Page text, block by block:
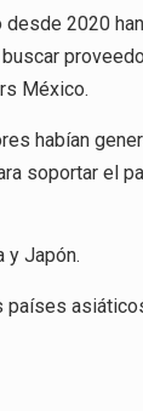
2020
México.
habían
soportar el
y Japón.